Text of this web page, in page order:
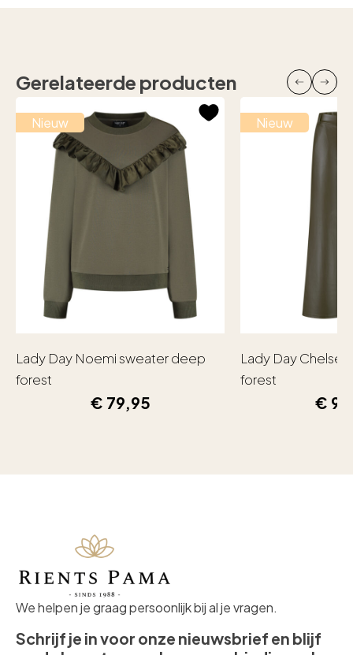
Gerelateerde producten
Nieuw
Lady Day Noemi sweater deep
forest
€ 79,95
Nieuw
Lady Day
forest
€
We helpen je graag persoonlijk bij al je vragen.
Schrijf je in voor onze nieuwsbrief en blijf